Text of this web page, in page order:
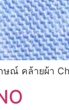
ษณ์ คล้ายผ้า